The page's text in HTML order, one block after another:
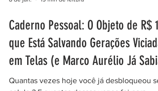
Caderno Pessoal: O Objeto de R$ 10
que Está Salvando Gerações
em Telas (e Marco Aurélio Já